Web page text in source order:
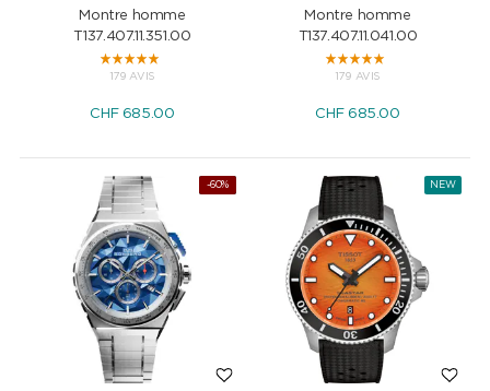
Montre homme
T137.407.11.351.00
179 AVIS
CHF685.00
Montre homme
T137.407.11.041.00
179 AVIS
CHF685.00
NEW
-60% NEW